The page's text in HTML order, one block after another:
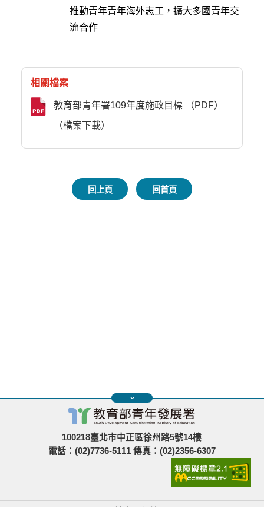
推動青年青年海外志工，擴大多國青年交
流合作
相關檔案
教育部青年署109年度施政目標 （PDF）
（檔案下載）
回上頁 回首頁
100218臺北市中正區徐州路5號14樓
電話：(02)7736-5111 傳真：(02)2356-6307